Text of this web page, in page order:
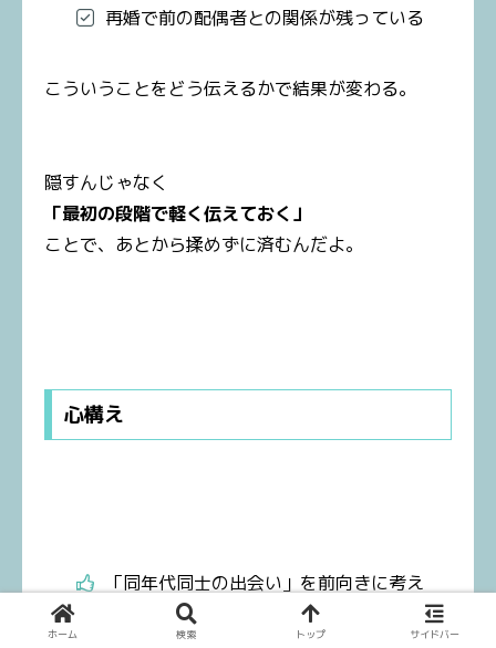
再婚で前の配偶者との関係が残っている
こういうことをどう伝えるかで結果が変わる。
隠すんじゃなく
「最初の段階で軽く伝えておく」
ことで、あとから揉めずに済むんだよ。
心構え
「同年代同士の出会い」を前向きに考え
ホーム 検索 トップ サイドバー